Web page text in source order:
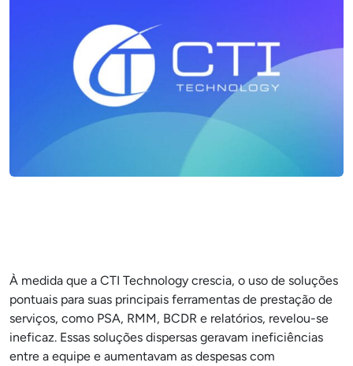
À medida que a CTI Technology crescia, o uso de soluções
pontuais para suas principais ferramentas de prestação de
serviços, como PSA, RMM, BCDR e relatórios, revelou-se
ineficaz. Essas soluções dispersas geravam ineficiências
entre a equipe e aumentavam as despesas com